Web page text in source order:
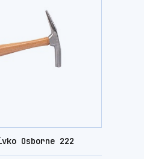
Osborne 222